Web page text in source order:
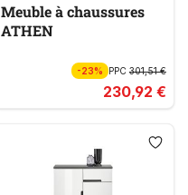
Meuble à chaussures
ATHEN
-23% PPC301,51 €
230,92 €